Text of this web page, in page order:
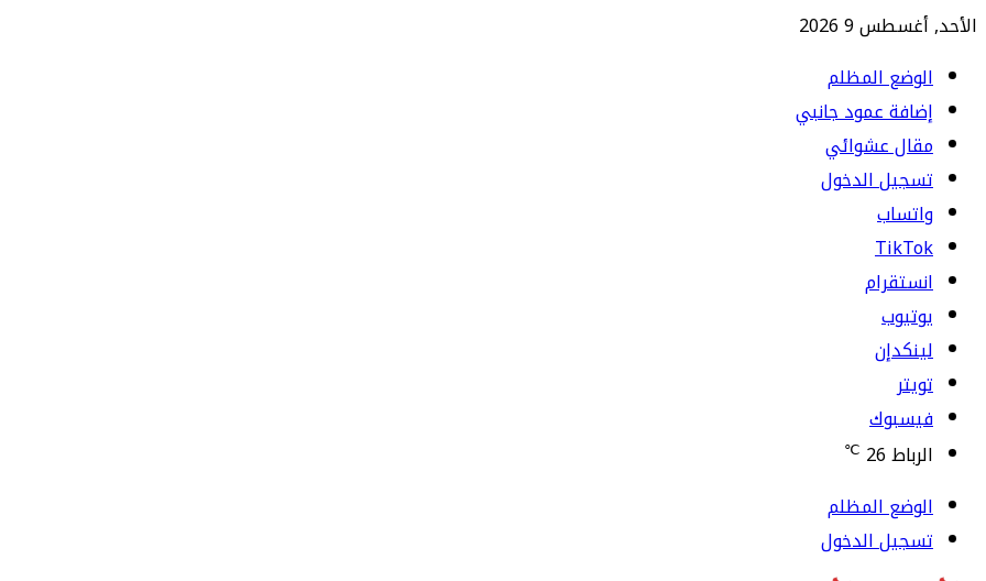
الأحد, أغسطس 9 2026
الوضع المظلم
إضافة عمود جانبي
مقال عشوائي
تسجيل الدخول
واتساب
TikTok
انستقرام
يوتيوب
لينكدإن
تويتر
فيسبوك
الرباط26
℃
الوضع المظلم
تسجيل الدخول